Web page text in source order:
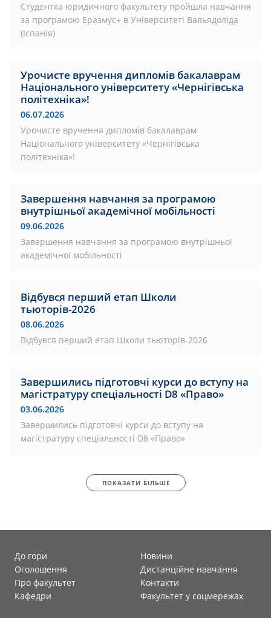
Студентка юридичного факультету пройшла навчання
за програмою Еразмус+ в Університеті Вальядоліда
(Іспанія)
Урочисте вручення дипломів бакалаврам
Національного університету «Чернігівська
політехніка»!
06.07.2026
Урочисте вручення дипломів бакалаврам
Національного університету «Чернігівська
політехніка»!
Завершення навчання за програмою
внутрішньої академічної мобільності
09.06.2026
Завершення навчання за програмою внутрішньої
академічної мобільності
Відбувся перший етап Школи
тьюторів-2026
08.06.2026
Відбувся перший етап Школи тьюторів-2026
Завершились підготовчі курси до вступу на
магістратуру спеціальності D8 «Право»
03.06.2026
Завершились підготовчі курси до вступу на
магістратуру спеціальності D8 «Право»
ПОКАЗАТИ БІЛЬШЕ
До гори
Новини
Оголошення
Дистанційне навчання
Про факультет
Контакти
Кафедри
Факультет у соцмережах